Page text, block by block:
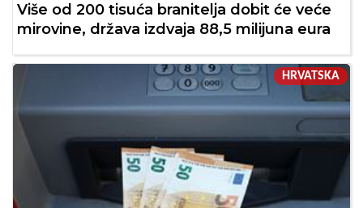
Više od 200 tisuća branitelja dobit će veće
mirovine, država izdvaja 88,5 milijuna eura
HRVATSKA